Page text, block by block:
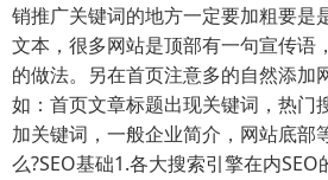
销推广关键词的地方一定要加粗要是
文本，很多网站是顶部有一句宣传语
的做法。另在首页注意多的自然添加
如：首页文章标题出现关键词，热门
加关键词，一般企业简介，网站底部
么?SEO基础1.各大搜索引擎在内